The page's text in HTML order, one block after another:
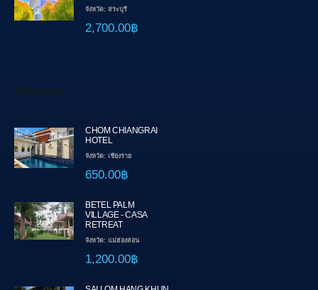
จังหวัด: สระบุรี
2,700.00฿
ที่พักแนะนำ
CHOM CHIANGRAI
HOTEL
จังหวัด: เชียงราย
650.00฿
BETEL PALM
VILLAGE - CASA
RETREAT
จังหวัด: แม่ฮ่องสอน
1,200.00฿